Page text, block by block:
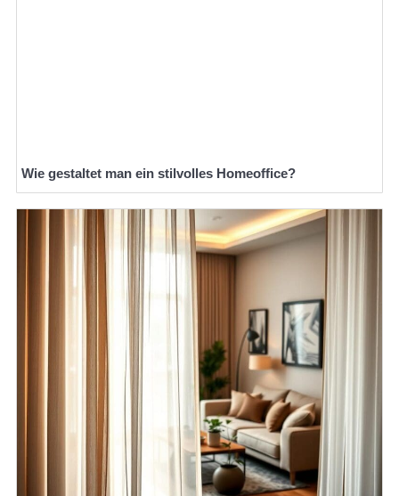
Wie gestaltet man ein stilvolles Homeoffice?